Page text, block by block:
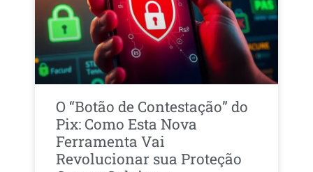
O “Botão de Contestação” do
Pix: Como Esta Nova
Ferramenta Vai
Revolucionar sua Proteção